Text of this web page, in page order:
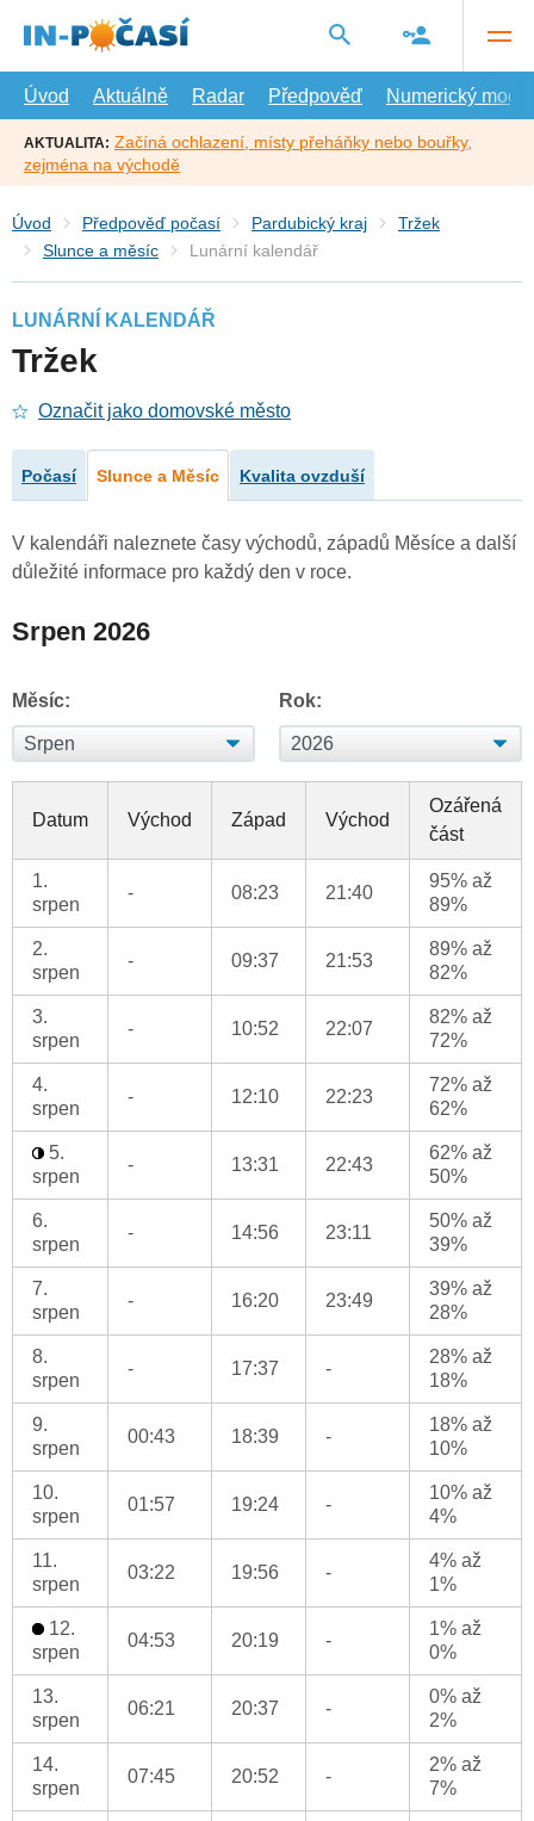
hlavní
Úvod
Aktuálně Radar Předpověď Numerický model
AKTUALITA: Začíná ochlazení, místy přeháňky nebo bouřky,
zejména na východě
Úvod Předpověď počasí Pardubický kraj
Tržek
Slunce a měsíc
Lunární kalendář
LUNÁRNÍ KALENDÁŘ
Tržek
Označit jako domovské město
Počasí Slunce a Měsíc Kvalita ovzduší
V kalendáři naleznete časy východů, západů Měsíce a další
důležité informace pro každý den v roce.
Srpen 2026
Měsíc: Rok:
Datum Východ Západ Východ
Ozářená
část
1.
srpen
- 08:23 21:40
95% až
89%
2.
srpen
- 09:37 21:53
89% až
82%
3.
srpen
- 10:52 22:07
82% až
72%
4.
srpen
- 12:10 22:23
72% až
62%
5.
srpen
- 13:31 22:43
62% až
50%
6.
srpen
- 14:56 23:11
50% až
39%
7.
srpen
- 16:20 23:49
39% až
28%
8.
srpen
- 17:37 -
28% až
18%
9.
srpen
00:43 18:39 -
18% až
10%
10.
srpen
01:57 19:24 -
10% až
4%
11.
srpen
03:22 19:56 -
4% až
1%
12.
srpen
04:53 20:19 -
1% až
0%
13.
srpen
06:21 20:37 -
0% až
2%
14.
srpen
07:45 20:52 -
2% až
7%